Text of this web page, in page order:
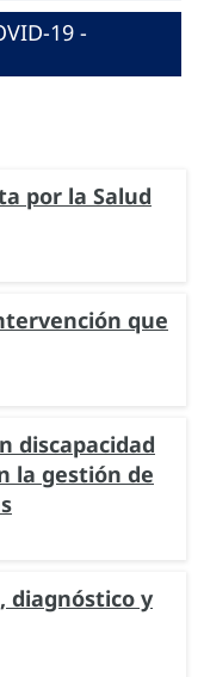
19 -
por la Salud
que
discapacidad
la gestión de
diagnóstico y